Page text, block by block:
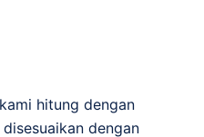
hitung dengan
dengan